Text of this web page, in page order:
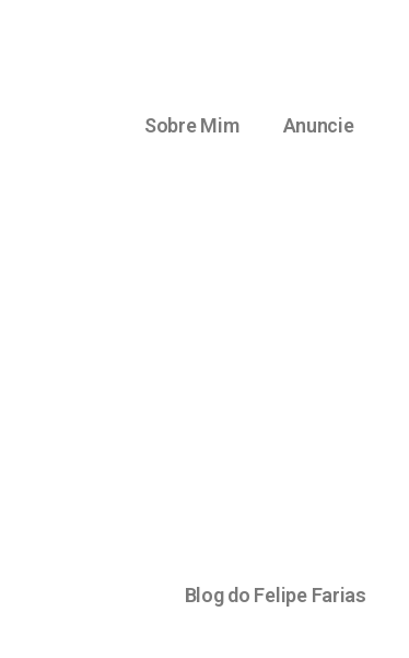
Sobre Mim Anuncie
Blog do Felipe Farias